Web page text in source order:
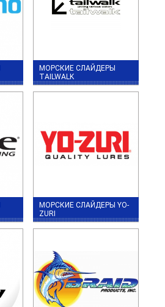
МОРСКИЕ СЛАЙДЕРЫ
TAILWALK
МОРСКИЕ СЛАЙДЕРЫ YO-
ZURI